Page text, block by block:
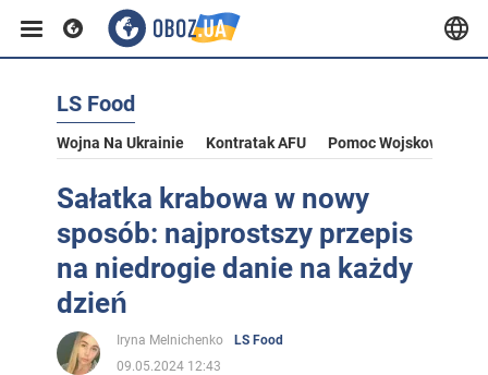
LS Food
Wojna Na Ukrainie Kontratak AFU Pomoc Wojskowa Dla
Sałatka krabowa w nowy
sposób: najprostszy przepis
na niedrogie danie na każdy
dzień
Iryna Melnichenko
LS Food
09.05.2024 12:43